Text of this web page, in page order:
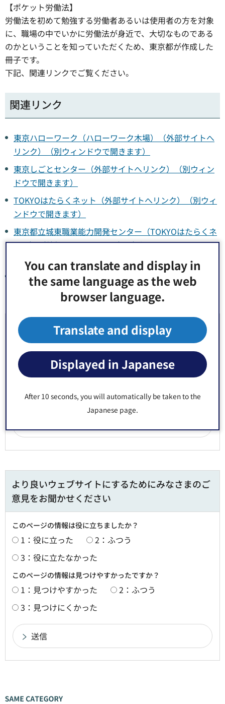
You can translate and display in
the same language as the web
browser language.
Translate and display
Displayed in Japanese
After 10 seconds, you will automatically be taken to the
Japanese page.
【ポケット労働法】
労働法を初めて勉強する労働者あるいは使用者の方を対象
に、職場の中でいかに労働法が身近で、大切なものである
のかということを知っていただくため、東京都が作成した
冊子です。
下記、関連リンクでご覧ください。
関連リンク
東京ハローワーク（ハローワーク木場）（外部サイトへ
リンク）（別ウィンドウで開きます）
東京しごとセンター（外部サイトへリンク）（別ウィン
ドウで開きます）
TOKYOはたらくネット（外部サイトへリンク）（別ウィ
ンドウで開きます）
東京都立城東職業能力開発センター（TOKYOはたらくネ
ット）（外部サイトへリンク）（別ウィンドウで開きま
す）
ポケット労働法（TOKYOはたらくネット）（外部サイト
へリンク）（別ウィンドウで開きます）
お問い合わせ先
地域振興部 経済課 雇用支援担当 窓口：区役所4階28番
郵便番号135-8383 東京都江東区東陽4丁目11番28号
Fax：03-3647-8442
より良いウェブサイトにするためにみなさまのご
意見をお聞かせください
このページの情報は役に立ちましたか？
1：役に立った
2：ふつう
3：役に立たなかった
このページの情報は見つけやすかったですか？
1：見つけやすかった
2：ふつう
3：見つけにくかった